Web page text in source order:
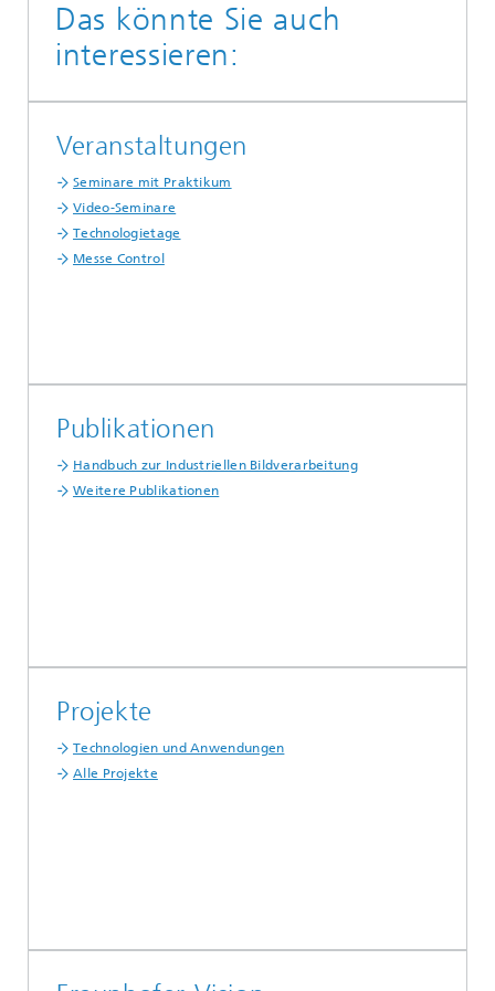
Das könnte Sie auch
interessieren:
Veranstaltungen
Seminare mit Praktikum
Video-Seminare
Technologietage
Messe Control
Publikationen
Handbuch zur Industriellen Bildverarbeitung
Weitere Publikationen
Projekte
Technologien und Anwendungen
Alle Projekte